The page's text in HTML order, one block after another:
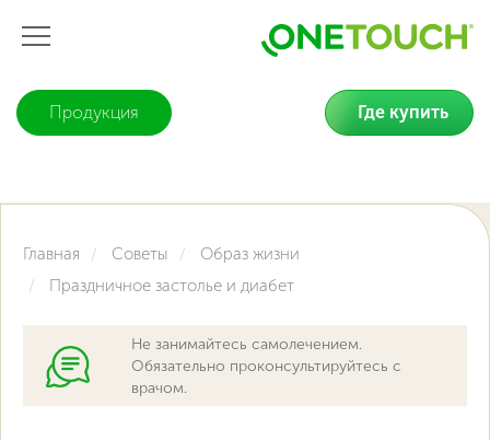
Продукция Где купить
Главная Советы
Образ жизни
Праздничное застолье и диабет
Не занимайтесь самолечением.
Обязательно проконсультируйтесь с
врачом.